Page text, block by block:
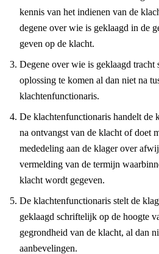
kennis van het indienen van de
degene over wie is geklaagd in de
geven op de klacht.
Degene over wie is geklaagd tracht
oplossing te komen al dan niet na
klachtenfunctionaris.
De klachtenfunctionaris handelt de
na ontvangst van de klacht of doet
mededeling aan de klager over
vermelding van de termijn
klacht wordt gegeven.
De klachtenfunctionaris stelt de
geklaagd schriftelijk op de hoogte
gegrondheid van de klacht, al dan
aanbevelingen.